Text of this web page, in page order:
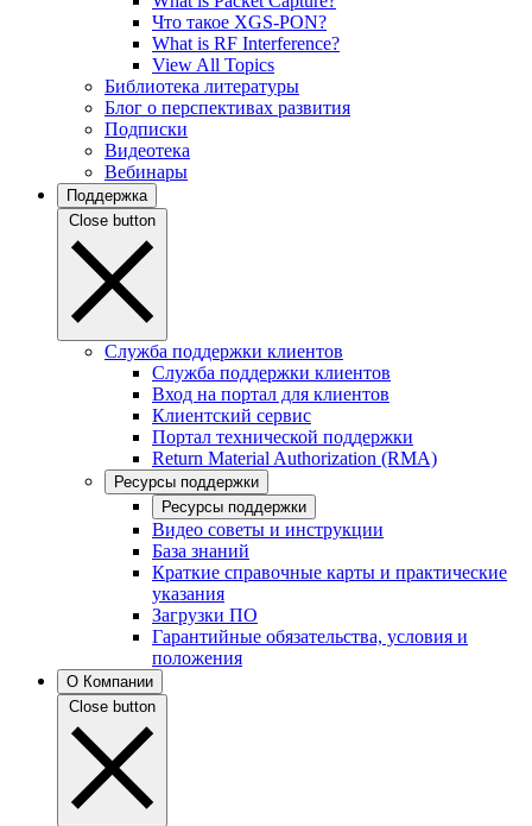
Что такое XGS-PON?
What is RF Interference?
View All Topics
Библиотека литературы
Блог о перспективах развития
Подписки
Видеотека
Вебинары
Поддержка
Close button
Служба поддержки клиентов
Служба поддержки клиентов
Вход на портал для клиентов
Клиентский сервис
Портал технической поддержки
Return Material Authorization (RMA)
Ресурсы поддержки
Ресурсы поддержки
Видео советы и инструкции
База знаний
Краткие справочные карты и практические
указания
Загрузки ПО
Гарантийные обязательства, условия и
положения
О Компании
Close button